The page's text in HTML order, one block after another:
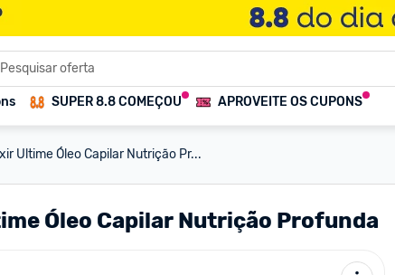
SUPER 8.8 COMEÇOU APROVEITE OS CUPONS
Ultime Óleo Capilar Nutrição Pr...
Óleo Capilar Nutrição Profunda